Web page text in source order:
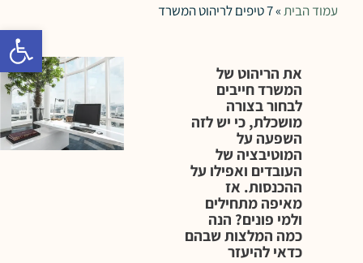
פתח
עמוד הבית»7 טיפים לריהוט המשרד
את הריהוט של
המשרד חייבים
לבחור בצורה
מושכלת, כי יש לזה
השפעה על
המוטיבציה של
העובדים ואפילו על
ההכנסות. אז
מאיפה מתחילים
ולמי פונים? הנה
כמה המלצות שבהם
כדאי להיעזר